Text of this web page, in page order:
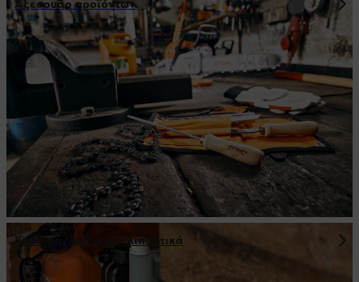
Αξεσουάρ προϊόντων
Καύσιμα, λάδια και λιπαντικά